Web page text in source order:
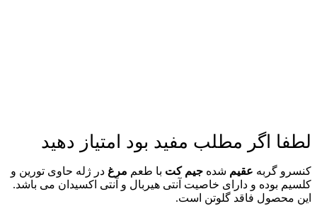
لطفا اگر مطلب مفید بود امتیاز دهید
کنسرو گربه عقیم شده جیم کت با طعم مرغ در ژله حاوی تورین و
کلسیم بوده و دارای خاصیت آنتی هیربال و آنتی اکسیدان می باشد.
این محصول فاقد گلوتن است.